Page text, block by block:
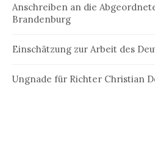
Anschreiben an die
Brandenburg
Einschätzung zur Arbeit des
Ungnade für Richter Christian